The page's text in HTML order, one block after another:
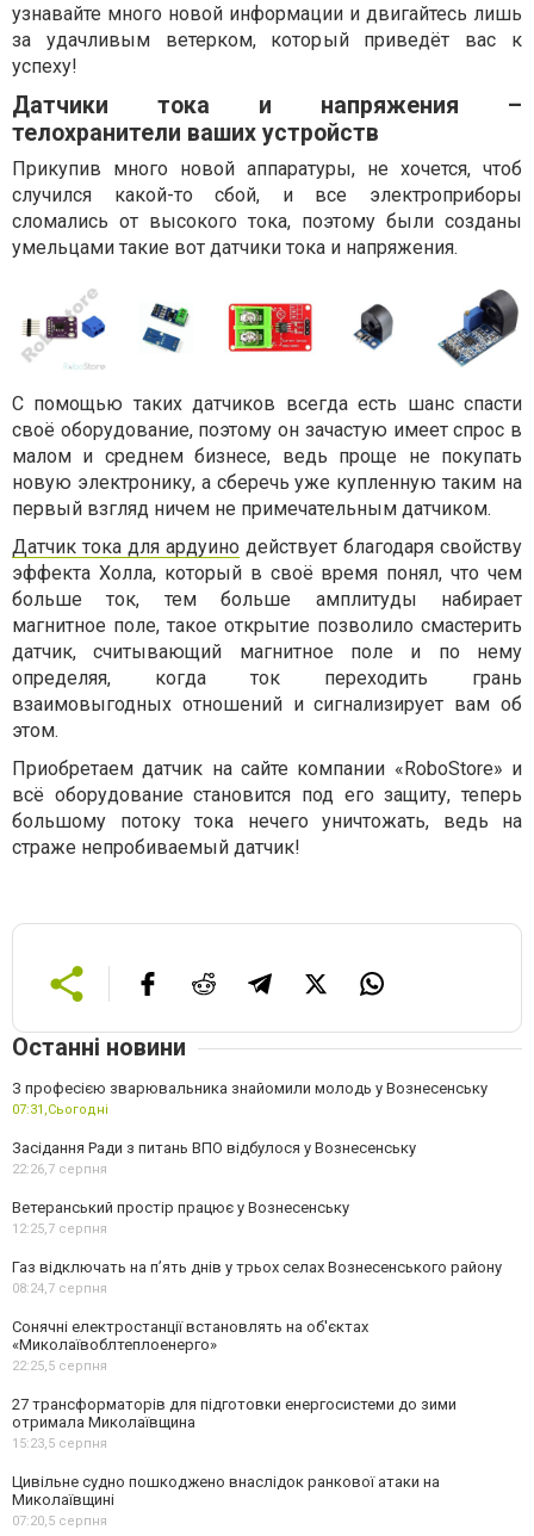
узнавайте много новой информации и двигайтесь лишь
за удачливым ветерком, который приведёт вас к
успеху!
Датчики тока и напряжения –
телохранители ваших устройств
Прикупив много новой аппаратуры, не хочется, чтоб
случился какой-то сбой, и все электроприборы
сломались от высокого тока, поэтому были созданы
умельцами такие вот датчики тока и напряжения.
С помощью таких датчиков всегда есть шанс спасти
своё оборудование, поэтому он зачастую имеет спрос в
малом и среднем бизнесе, ведь проще не покупать
новую электронику, а сберечь уже купленную таким на
первый взгляд ничем не примечательным датчиком.
Датчик тока для ардуино действует благодаря свойству
эффекта Холла, который в своё время понял, что чем
больше ток, тем больше амплитуды набирает
магнитное поле, такое открытие позволило смастерить
датчик, считывающий магнитное поле и по нему
определяя, когда ток переходить грань
взаимовыгодных отношений и сигнализирует вам об
этом.
Приобретаем датчик на сайте компании «RoboStore» и
всё оборудование становится под его защиту, теперь
большому потоку тока нечего уничтожать, ведь на
страже непробиваемый датчик!
Останні новини
З професією зварювальника знайомили молодь у Вознесенську
07:31,Сьогодні
Засідання Ради з питань ВПО відбулося у Вознесенську
22:26,7 серпня
Ветеранський простір працює у Вознесенську
12:25,7 серпня
Газ відключать на п’ять днів у трьох селах Вознесенського району
08:24,7 серпня
Сонячні електростанції встановлять на об'єктах
«Миколаївоблтеплоенерго»
22:25,5 серпня
27 трансформаторів для підготовки енергосистеми до зими
отримала Миколаївщина
15:23,5 серпня
Цивільне судно пошкоджено внаслідок ранкової атаки на
Миколаївщині
07:20,5 серпня